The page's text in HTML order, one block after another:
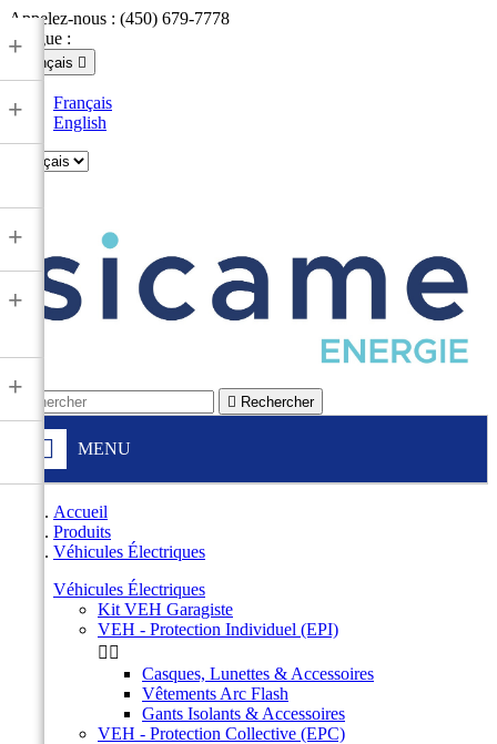
Appelez-nous : (450) 679-7778
Langue :
Français 
Français
English
 Rechercher
MENU
+
+
+
+
+
Accueil
Produits
Véhicules Électriques
Véhicules Électriques
Kit VEH Garagiste
VEH - Protection Individuel (EPI)
 
Casques, Lunettes & Accessoires
Vêtements Arc Flash
Gants Isolants & Accessoires
VEH - Protection Collective (EPC)